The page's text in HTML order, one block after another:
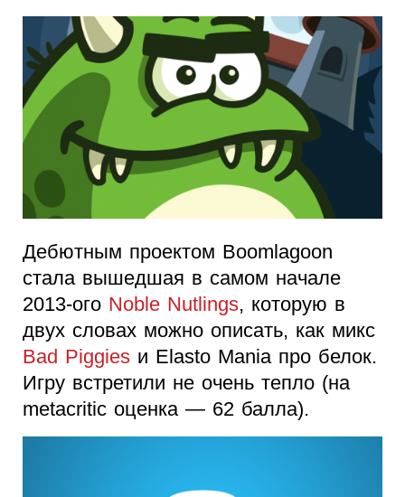
Дебютным проектом Boomlagoon
стала вышедшая в самом начале
2013-ого Noble Nutlings, которую в
двух словах можно описать, как микс
Bad Piggies и Elasto Mania про белок.
Игру встретили не очень тепло (на
metacritic оценка — 62 балла).